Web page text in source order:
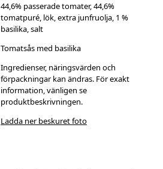
44,6% passerade tomater, 44,6%
tomatpuré, lök, extra junfruolja, 1 %
basilika, salt
Tomatsås med basilika
Ingredienser, näringsvärden och
förpackningar kan ändras. För exakt
information, vänligen se
produktbeskrivningen.
Ladda ner beskuret foto